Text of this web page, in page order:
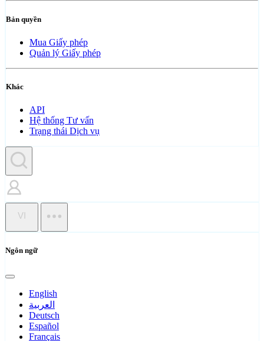
Bản quyền
Mua Giấy phép
Quản lý Giấy phép
Khác
API
Hệ thống Tư vấn
Trạng thái Dịch vụ
VI
Ngôn ngữ
English
العربية
Deutsch
Español
Français